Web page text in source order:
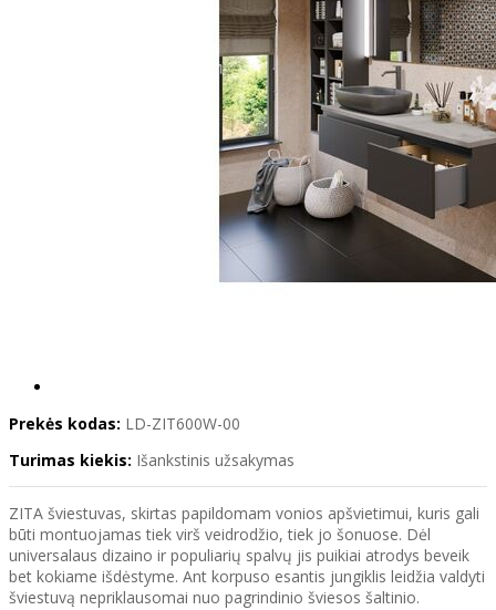
Prekės kodas: LD-ZIT600W-00
Turimas kiekis: Išankstinis užsakymas
ZITA šviestuvas, skirtas papildomam vonios apšvietimui, kuris gali
būti montuojamas tiek virš veidrodžio, tiek jo šonuose. Dėl
universalaus dizaino ir populiarių spalvų jis puikiai atrodys beveik
bet kokiame išdėstyme. Ant korpuso esantis jungiklis leidžia valdyti
šviestuvą nepriklausomai nuo pagrindinio šviesos šaltinio.